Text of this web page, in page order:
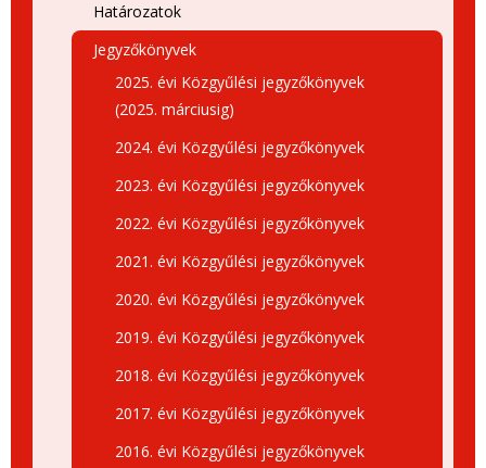
Határozatok
Jegyzőkönyvek
2025. évi Közgyűlési jegyzőkönyvek
(2025. márciusig)
2024. évi Közgyűlési jegyzőkönyvek
2023. évi Közgyűlési jegyzőkönyvek
2022. évi Közgyűlési jegyzőkönyvek
2021. évi Közgyűlési jegyzőkönyvek
2020. évi Közgyűlési jegyzőkönyvek
2019. évi Közgyűlési jegyzőkönyvek
2018. évi Közgyűlési jegyzőkönyvek
2017. évi Közgyűlési jegyzőkönyvek
2016. évi Közgyűlési jegyzőkönyvek